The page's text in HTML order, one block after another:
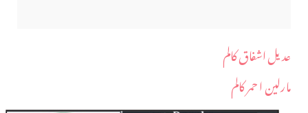
عدیل اشفاق کالم
مارلین ا حمر کالم